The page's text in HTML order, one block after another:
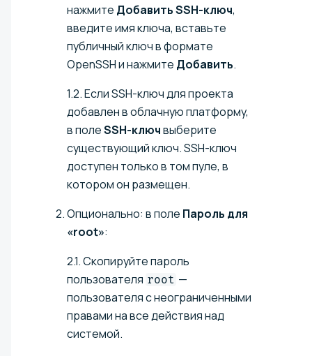
нажмите Добавить SSH-ключ,
введите имя ключа, вставьте
публичный ключ в формате
OpenSSH и нажмите Добавить.
1.2. Если SSH-ключ для проекта
добавлен в облачную платформу,
в полеSSH-ключвыберите
существующий ключ. SSH-ключ
доступен только в том пуле, в
котором он размещен.
Опционально: в поле Пароль для
«root»:
2.1. Скопируйте пароль
пользователя root —
пользователя с неограниченными
правами на все действия над
системой.